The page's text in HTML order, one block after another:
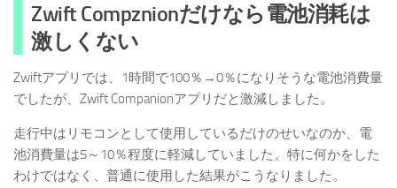
Zwift Compznionだけなら電池消耗は
激しくない
Zwiftアプリでは、1時間で100％→0％になりそうな電池消費量
でしたが、Zwift Companionアプリだと激減しました。
走行中はリモコンとして使用しているだけのせいなのか、電
池消費量は5～10％程度に軽減していました。特に何かをした
わけではなく、普通に使用した結果がこうなりました。